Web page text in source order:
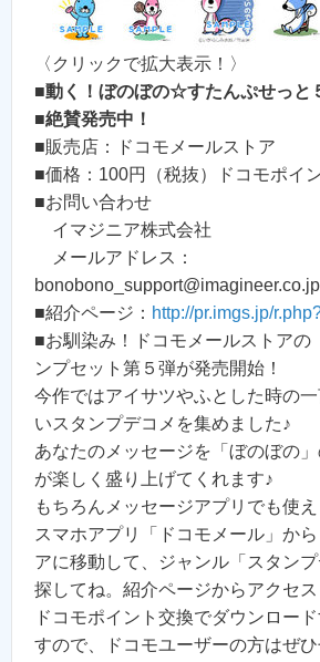
〈クリックで拡大表示！〉
■動く！ぼのぼの☆すたんぷせっと
■絶賛発売中！
■販売店：ドコモメールストア
■価格：100円（税抜）ドコモポイ
■お問い合わせ
イマジニア株式会社
メールアドレス：
bonobono_support@imagineer.co.jp
■紹介ページ： http://pr.imgs.jp/
■お馴染み！ドコモメールストアの
ンプセット第５弾が発売開始！
今作ではアイサツやふとした時の
いスタンプデコメを集めました♪
あなたのメッセージを「ぼのぼの
が楽しく盛り上げてくれます♪
もちろんメッセージアプリでも使
スマホアプリ「ドコモメール」か
アに移動して、ジャンル「スタン
探してね。紹介ページからアクセス
ドコモポイント交換でダウンロー
すので、ドコモユーザーの方はぜ